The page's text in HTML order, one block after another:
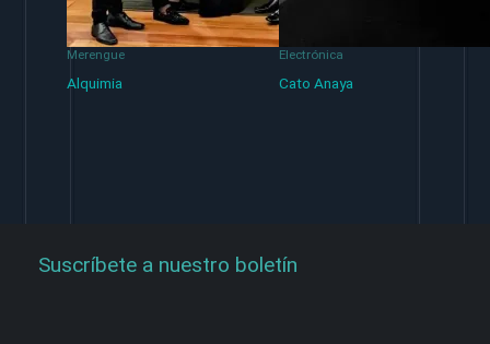
Merengue
Alquimia
Electrónica
Cato Anaya
Suscríbete a nuestro boletín